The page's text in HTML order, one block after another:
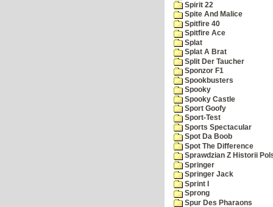
Spirit 22
Spite And Malice
Spitfire 40
Spitfire Ace
Splat
Splat A Brat
Split Der Taucher
Sponzor F1
Spookbusters
Spooky
Spooky Castle
Sport Goofy
Sport-Test
Sports Spectacular
Spot Da Boob
Spot The Difference
Sprawdzian Z Historii
Springer
Springer Jack
Sprint I
Sprong
Spur Des Pharaons